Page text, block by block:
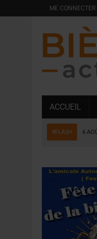
ME CONNECTER
ACCUEIL
#FLASH 6
5 AOÛT 2026 |
4 AOÛT 2026 |
4 AOÛT 2026
3 AOÛT 2026 |
31 JUILLET 2026